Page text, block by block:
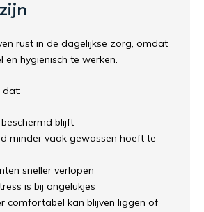
rust in de dagelijkse zorg, omdat
en hygiënisch te werken.
dat:
blijft
minder vaak gewassen hoeft te
sneller verlopen
is bij ongelukjes
comfortabel kan blijven liggen of